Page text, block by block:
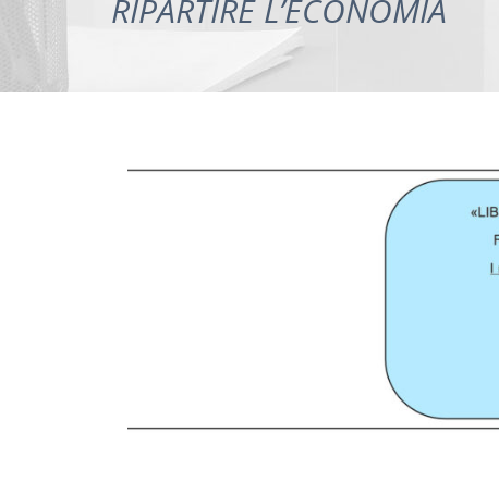
RIPARTIRE L’ECONOMIA